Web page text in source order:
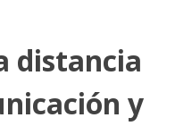
distancia
y